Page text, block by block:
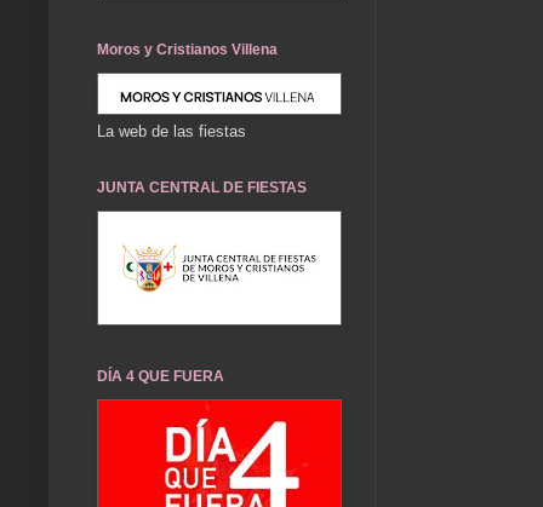
Moros y Cristianos Villena
La web de las fiestas
JUNTA CENTRAL DE FIESTAS
DÍA 4 QUE FUERA